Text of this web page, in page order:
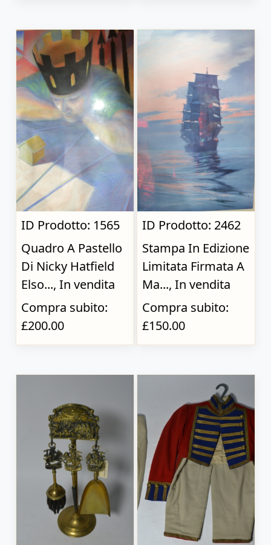
ID Prodotto: 1565
Quadro A Pastello
Di Nicky Hatfield
Elso..., In vendita
Compra subito:
£200.00
ID Prodotto: 2462
Stampa In Edizione
Limitata Firmata A
Ma..., In vendita
Compra subito:
£150.00